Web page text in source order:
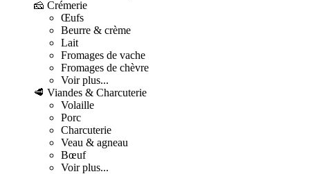
🧀 Crémerie
Œufs
Beurre & crème
Lait
Fromages de vache
Fromages de chèvre
Voir plus...
🥩 Viandes & Charcuterie
Volaille
Porc
Charcuterie
Veau & agneau
Bœuf
Voir plus...